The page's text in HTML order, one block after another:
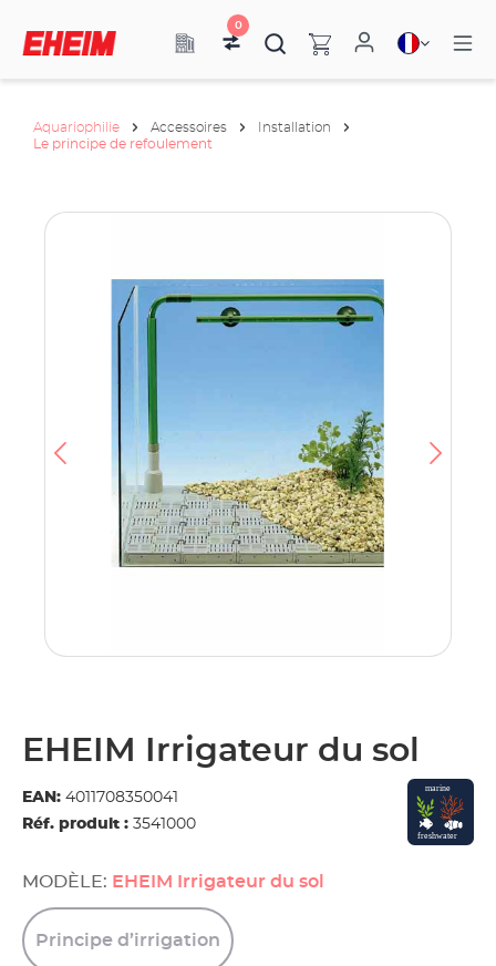
0
Aquariophilie Accessoires
Installation
Le principe de refoulement
EHEIM Irrigateur du sol
EAN: 4011708350041
Réf. produit : 3541000
MODÈLE: EHEIM Irrigateur du sol
Principe d’irrigation